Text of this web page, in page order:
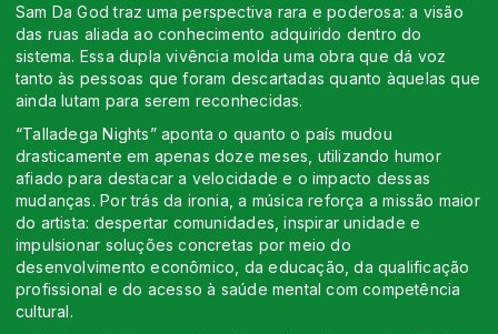
Sam Da God traz uma perspectiva rara e poderosa: a visão
das ruas aliada ao conhecimento adquirido dentro do
sistema. Essa dupla vivência molda uma obra que dá voz
tanto às pessoas que foram descartadas quanto àquelas que
ainda lutam para serem reconhecidas.
“Talladega Nights” aponta o quanto o país mudou
drasticamente em apenas doze meses, utilizando humor
afiado para destacar a velocidade e o impacto dessas
mudanças. Por trás da ironia, a música reforça a missão maior
do artista: despertar comunidades, inspirar unidade e
impulsionar soluções concretas por meio do
desenvolvimento econômico, da educação, da qualificação
profissional e do acesso à saúde mental com competência
cultural.